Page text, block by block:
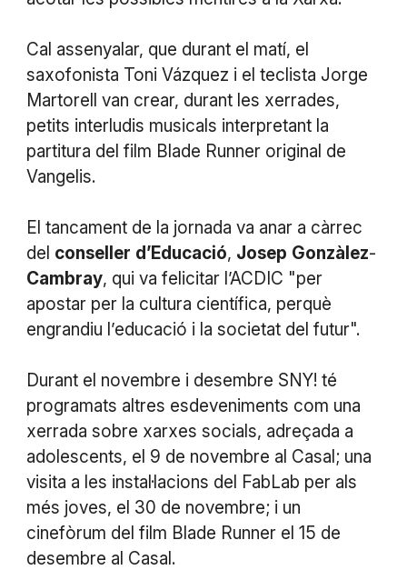
Cal assenyalar, que durant el matí, el
saxofonista Toni Vázquez i el teclista Jorge
Martorell van crear, durant les xerrades,
petits interludis musicals interpretant la
partitura del film Blade Runner original de
Vangelis.
El tancament de la jornada va anar a càrrec
del conseller d’Educació, Josep Gonzàlez-
Cambray, qui va felicitar l’ACDIC "per
apostar per la cultura científica, perquè
engrandiu l’educació i la societat del futur".
Durant el novembre i desembre SNY! té
programats altres esdeveniments com una
xerrada sobre xarxes socials, adreçada a
adolescents, el 9 de novembre al Casal; una
visita a les instal·lacions del FabLab per als
més joves, el 30 de novembre; i un
cinefòrum del film Blade Runner el 15 de
desembre al Casal.